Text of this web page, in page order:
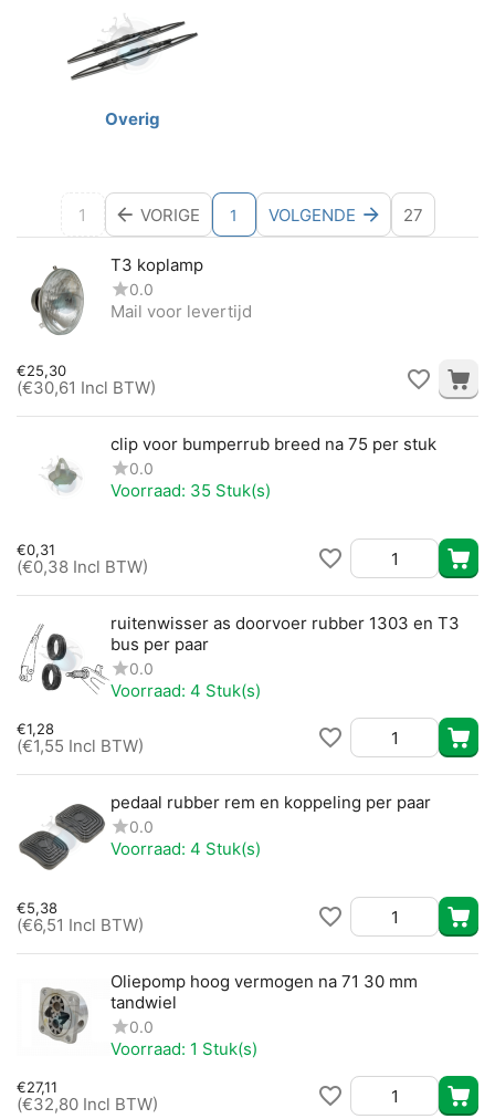
Overig
1 VORIGE 1 VOLGENDE 27
T3 koplamp
0.0
Mail voor levertijd
€25,30
(€30,61 Incl BTW)
clip voor bumperrub breed na 75 per stuk
0.0
Voorraad: 35 Stuk(s)
€0,31
(€0,38 Incl BTW)
ruitenwisser as doorvoer rubber 1303 en T3
bus per paar
0.0
Voorraad: 4 Stuk(s)
€1,28
(€1,55 Incl BTW)
pedaal rubber rem en koppeling per paar
0.0
Voorraad: 4 Stuk(s)
€5,38
(€6,51 Incl BTW)
Oliepomp hoog vermogen na 71 30 mm
tandwiel
0.0
Voorraad: 1 Stuk(s)
€27,11
(€32,80 Incl BTW)